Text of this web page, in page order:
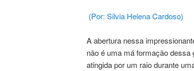
(Por: Silvia Helena Cardoso)
A abertura nessa
não é uma má formação
atingida por um raio durante